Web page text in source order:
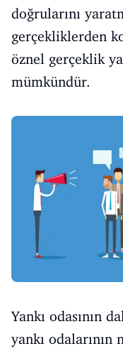
doğrularını
gerçekliklerden
öznel gerçeklik
mümkündür.
Yankı odasının
yankı odalarının